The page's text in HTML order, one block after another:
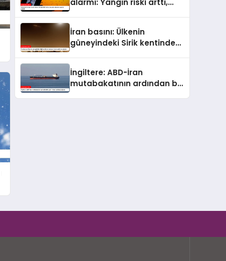
alarmı: Yangın riski arttı,
İran basını: Ülkenin
güneyindeki Sirik kentinde
İngiltere: ABD-İran
mutabakatının ardından bir